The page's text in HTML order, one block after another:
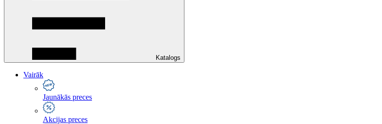
Katalogs
Vairāk
Jaunākās preces
Akcijas preces